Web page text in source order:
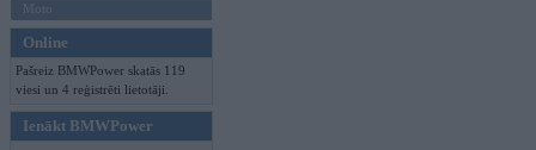
Moto
Online
Pašreiz BMWPower skatās 119
viesi un 4 reģistrēti lietotāji.
Ienākt BMWPower